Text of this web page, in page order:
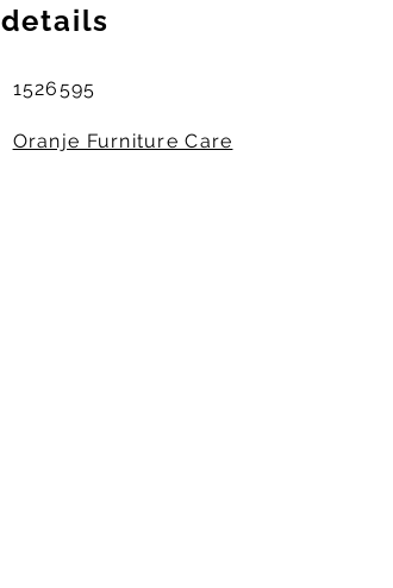
details
1526595
Oranje Furniture Care